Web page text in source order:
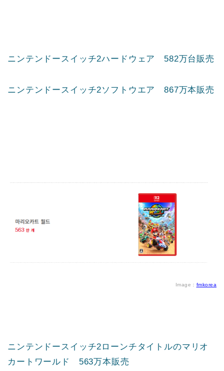
ニンテンドースイッチ2ハードウェア 582万台販売
ニンテンドースイッチ2ソフトウエア 867万本販売
Image： fmkorea
ニンテンドースイッチ2ローンチタイトルのマリオ
カートワールド 563万本販売